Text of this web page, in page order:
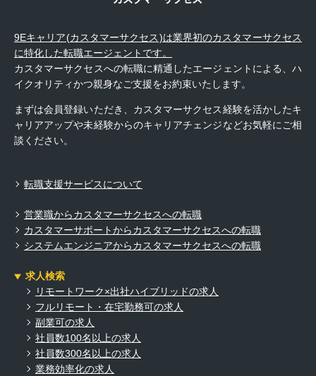
9Eキャリア(カスタマーサクセス)は業界初のカスタマーサクセス
に特化した転職エージェントです。
カスタマーサクセスへの転職に精通したエージェントによる、ハ
イクオリティかつ親身なご支援をお約束いたします。
まずは会員登録いただき、カスタマーサクセス経験を活かしたキ
ャリアアップや未経験からのキャリアチェンジなどお気軽にご相
談ください。
転職支援サービスについて
営業職からカスタマーサクセスへの転職
カスタマーサポートからカスタマーサクセスへの転職
システムエンジニアからカスタマーサクセスへの転職
求人検索
リモートワーク×出社ハイブリッドの求人
フルリモート・在宅勤務可の求人
副業可の求人
社員数100名以上の求人
社員数300名以上の求人
業務効率化の求人